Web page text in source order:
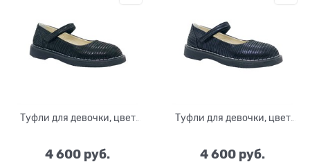
Туфли для девочки, цвет
4 600 руб.
Туфли для девочки, цвет
4 600 руб.